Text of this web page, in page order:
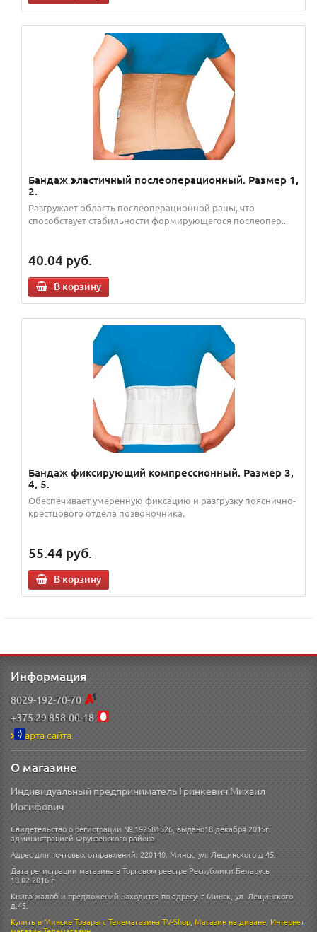
Бандаж эластичный послеоперационный. Размер 1,
2.
Разгружает область послеоперационной раны, что
способствует стабильности формирующегося послеопер...
40.04 руб.
В корзину
Бандаж фиксирующий компрессионный. Размер 3,
4, 5.
Обеспечивает умеренную фиксацию и разгрузку пояснично-
крестцового отдела позвоночника.
55.44 руб.
В корзину
Информация
8029-192-70-70
+375 29 858-00-18
Карта сайта
О магазине
Индивидуальный предприниматель Гринкевич Михаил
Иосифович
Свидетельство о регистрации № 192581526, выдано18 декабря 2015г.
администрацией Фрунзенского района.
Адрес для почтовых отправлений: 220140, Минск, ул. Лещинского д 45.
Дата регистрации магазина в Торговом реестре Республики Беларусь
18.02.2016 г
Книга жалоб и предложений находится по адресу: г.Минск, ул. Лещинского
д.45.
Купить в МинскеТовары с Телемагазина TV-Shop,Магазин на диване,Интернет